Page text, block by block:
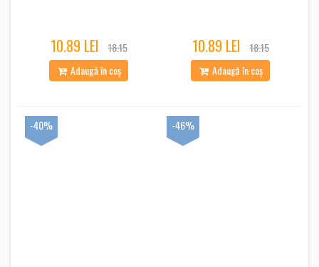
10.89 LEI 18.15
Adaugă în coș
10.89 LEI 18.15
Adaugă în coș
-40% -46%